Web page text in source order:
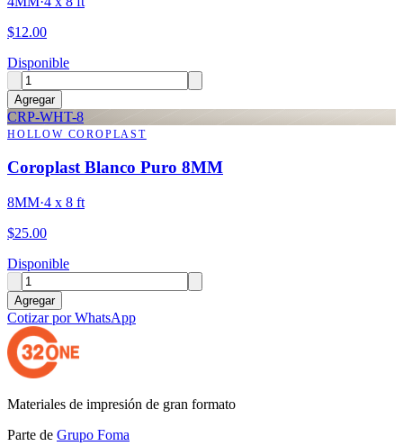
$12.00
Disponible
Agregar
CRP-WHT-8
HOLLOW COROPLAST
Coroplast Blanco Puro 8MM
8MM·4 x 8 ft
$25.00
Disponible
Agregar
Cotizar por WhatsApp
Materiales de impresión de gran formato
Parte de Grupo Foma